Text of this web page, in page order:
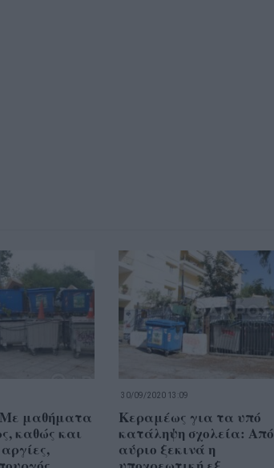
μαθήματα
καθώς και
30/09/2020 13:09
Κεραμέως για τα υπό
κατάληψη σχολεία: Από
αύριο ξεκινά η